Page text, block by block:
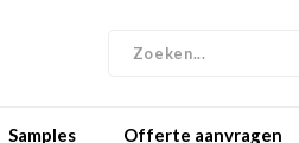
Samples Offerte aanvragen